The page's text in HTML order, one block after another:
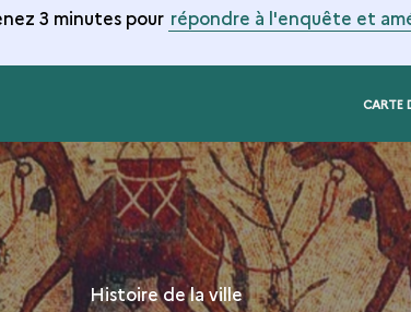
3 minutes pour répondre à l'enquête et
CARTE
Histoire de la ville